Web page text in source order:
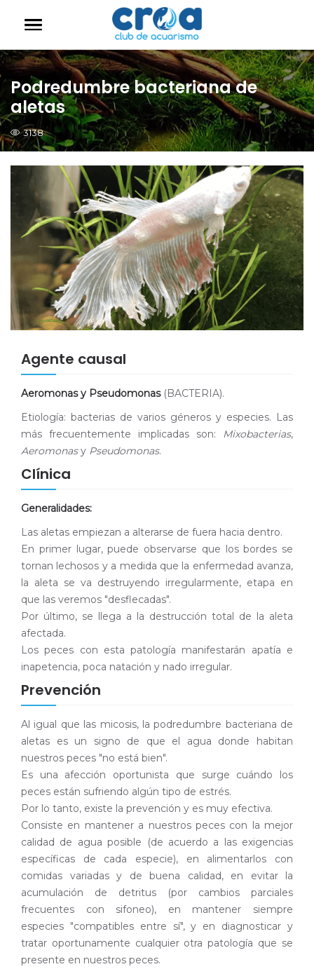
Podredumbre bacteriana de
aletas
3138
Agente causal
Aeromonas y Pseudomonas(BACTERIA).
Etiología: bacterias de varios géneros y especies. Las
más frecuentemente implicadas son: Mixobacterias,
Aeromonasy Pseudomonas.
Clínica
Generalidades:
Las aletas empiezan a alterarse de fuera hacia dentro.
En primer lugar, puede observarse que los bordes se
tornan lechosos y a medida que la enfermedad avanza,
la aleta se va destruyendo irregularmente, etapa en
que las veremos "desflecadas".
Por último, se llega a la destrucción total de la aleta
afectada.
Los peces con esta patología manifestarán apatía e
inapetencia, poca natación y nado irregular.
Prevención
Al igual que las micosis, la podredumbre bacteriana de
aletas es un signo de que el agua donde habitan
nuestros peces "no está bien".
Es una afección oportunista que surge cuándo los
peces están sufriendo algún tipo de estrés.
Por lo tanto, existe la prevención y es muy efectiva.
Consiste en mantener a nuestros peces con la mejor
calidad de agua posible (de acuerdo a las exigencias
específicas de cada especie), en alimentarlos con
comidas variadas y de buena calidad, en evitar la
acumulación de detritus (por cambios parciales
frecuentes con sifoneo), en mantener siempre
especies "compatibles entre sí", y en diagnosticar y
tratar oportunamente cualquier otra patología que se
presente en nuestros peces.